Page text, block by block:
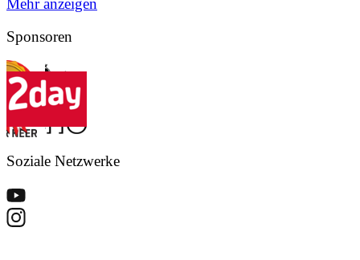
Mehr anzeigen
Sponsoren
Soziale Netzwerke